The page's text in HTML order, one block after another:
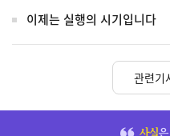
이제는 실행의 시기입니다
관련기